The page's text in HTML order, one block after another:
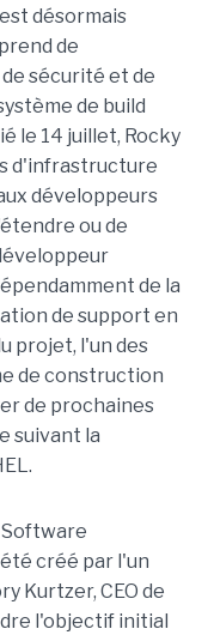
désormais
de
sécurité et de
de build
le 14 juillet, Rocky
d'infrastructure
développeurs
ou de
de la
de support en
projet, l'un des
de construction
de prochaines
suivant la
été créé par l'un
Kurtzer, CEO de
l'objectif initial